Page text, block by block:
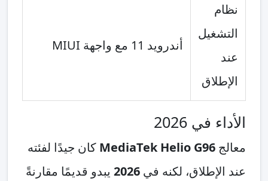
نظام
التشغيل
عند
الإطلاق
أندرويد 11 مع واجهة MIUI
الأداء في 2026
معالج MediaTek Helio G96 كان جيدًا لفئته
عند الإطلاق، لكنه في 2026 يبدو قديمًا مقارنةً